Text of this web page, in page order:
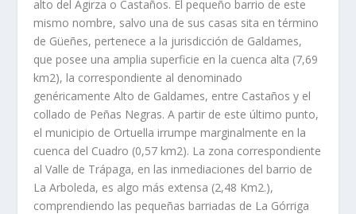
alto del Agirza o Castaños. El pequeño barrio de este
mismo nombre, salvo una de sus casas sita en término
de Güeñes, pertenece a la jurisdicción de Galdames,
que posee una amplia superficie en la cuenca alta (7,69
km2), la correspondiente al denomina­do
genéricamente Alto de Galdames, entre Castaños y el
collado de Peñas Negras. A partir de este último punto,
el municipio de Ortuella irrumpe marginalmente en la
cuenca del Cuadro (0,57 km2). La zona correspondiente
al Valle de Trápaga, en las inmediaciones del barrio de
La Arboleda, es algo más extensa (2,48 Km2.),
comprendiendo las pequeñas barriadas de La Górriga